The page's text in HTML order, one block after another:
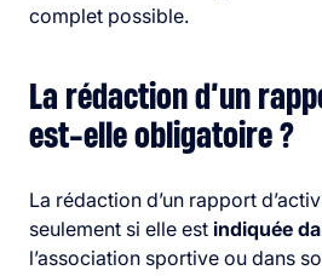
complet possible.
La rédaction d’un
est-elle obligatoire ?
La rédaction d’un rapport
seulement si elle est indiquée
l’association sportive ou dans